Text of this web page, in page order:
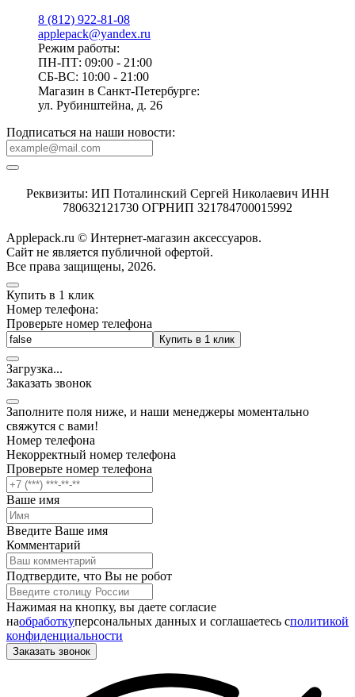
8 (812) 922-81-08
applepack@yandex.ru
Режим работы:
ПН-ПТ: 09:00 - 21:00
СБ-ВС: 10:00 - 21:00
Магазин в Санкт-Петербурге:
ул. Рубинштейна, д. 26
Подписаться на наши новости:
Реквизиты: ИП Поталинский Сергей Николаевич ИНН
780632121730 ОГРНИП 321784700015992
Applepack.ru © Интернет-магазин аксессуаров.
Cайт не является публичной офертой.
Все права защищены, 2026.
Купить в 1 клик
Номер телефона:
Проверьте номер телефона
Купить в 1 клик
Загрузка...
Заказать звонок
Заполните поля ниже, и наши менеджеры моментально
свяжутся с вами!
Номер телефона
Некорректный номер телефона
Проверьте номер телефона
Ваше имя
Введите Ваше имя
Комментарий
Подтвердите, что Вы не робот
Нажимая на кнопку, вы даете согласие
наобработкуперсональных данных и соглашаетесь cполитикой
конфиденциальности
Заказать звонок